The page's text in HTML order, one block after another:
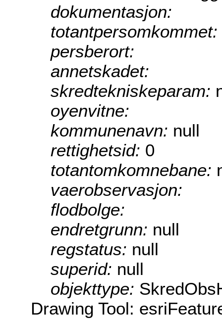
dokumentasjon:
totantpersomkommet:
persberort:
annetskadet:
skredtekniskeparam:
oyenvitne:
kommunenavn: null
rettighetsid: 0
totantomkomnebane:
vaerobservasjon:
flodbolge:
endretgrunn: null
regstatus: null
superid: null
objekttype:
Drawing Tool: